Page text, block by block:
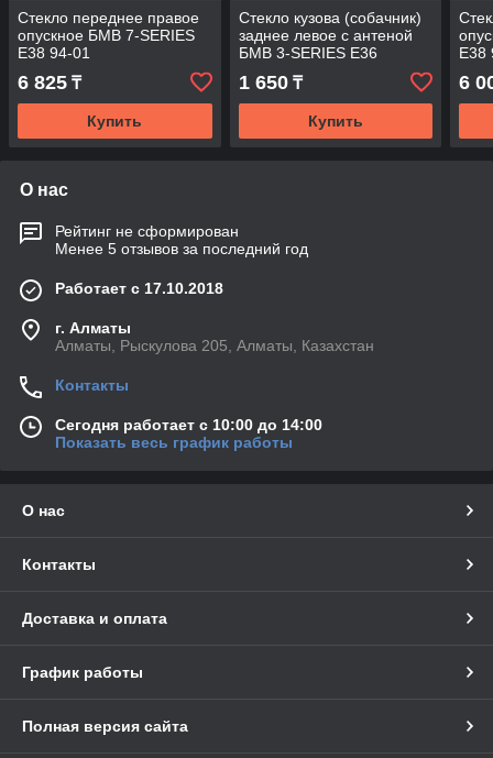
Стекло переднее правое
опускное БМВ 7-SERIES
E38 94-01
6 825 ₸
Купить
Стекло кузова (собачник)
заднее левое с антеной
БМВ 3-SERIES E36
COMPACT 94-01 3D HBK
E36-CMP SW/LH/H/X
1 650₸
Купить
E38
6
О нас
Рейтинг не сформирован
Менее 5 отзывов за последний год
Работает с 17.10.2018
г. Алматы
Алматы, Рыскулова 205, Алматы, Казахстан
Контакты
Сегодня работает с 10:00 до 14:00
Показать весь график работы
О нас
Контакты
Доставка и оплата
График работы
Полная версия сайта